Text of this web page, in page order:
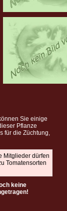
Sie einige
Pflanze
für die Züchtung,
Mitglieder dürfen
Tomatensorten
keine